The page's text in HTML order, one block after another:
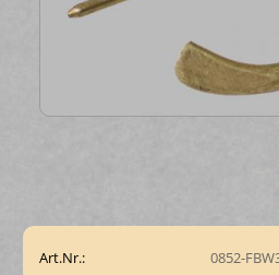
Art.Nr.:
0852-